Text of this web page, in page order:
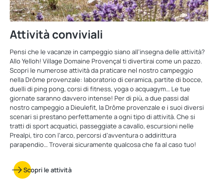
Attività conviviali
Pensi che le vacanze in campeggio siano all’insegna delle attività?
Allo Yelloh! Village Domaine Provençal ti divertirai come un pazzo.
Scopri le numerose attività da praticare nel nostro campeggio
nella Drôme provenzale: laboratorio di ceramica, partite di bocce,
duelli di ping pong, corsi di fitness, yoga o acquagym… Le tue
giornate saranno davvero intense! Per di più, a due passi dal
nostro campeggio a Dieulefit, la Drôme provenzale e i suoi diversi
scenari si prestano perfettamente a ogni tipo di attività. Che si
tratti di sport acquatici, passeggiate a cavallo, escursioni nelle
Prealpi, tiro con l’arco, percorsi d’avventura o addirittura
parapendio… Troverai sicuramente qualcosa che fa al caso tuo!
Scopri le attività